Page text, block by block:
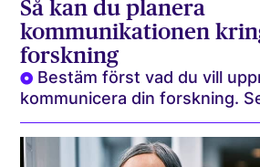
Så kan du planera
kommunikationen
forskning
Bestäm först vad du vill
kommunicera din forskning.